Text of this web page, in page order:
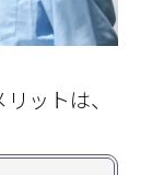
ットは、